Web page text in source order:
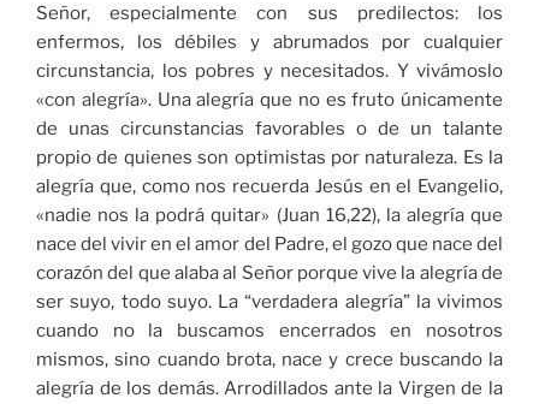
Señor, especialmente con sus predilectos: los
enfermos, los débiles y abrumados por cualquier
circunstancia, los pobres y necesitados. Y vivámoslo
«con alegría». Una alegría que no es fruto únicamente
de unas circunstancias favorables o de un talante
propio de quienes son optimistas por naturaleza. Es la
alegría que, como nos recuerda Jesús en el Evangelio,
«nadie nos la podrá quitar» (Juan 16,22), la alegría que
nace del vivir en el amor del Padre, el gozo que nace del
corazón del que alaba al Señor porque vive la alegría de
ser suyo, todo suyo. La “verdadera alegría” la vivimos
cuando no la buscamos encerrados en nosotros
mismos, sino cuando brota, nace y crece buscando la
alegría de los demás. Arrodillados ante la Virgen de la